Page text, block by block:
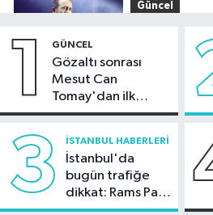
Güncel
çekti
İstanbul
12:15
zincirleme
1 GÜNCEL
Gözaltı sonrası
Mesut Can
Tomay'dan ilk
açıklama
3 İSTANBUL HABERLERI
İstanbul'da
bugün trafiğe
dikkat: Rams Park
çevresinde bazı